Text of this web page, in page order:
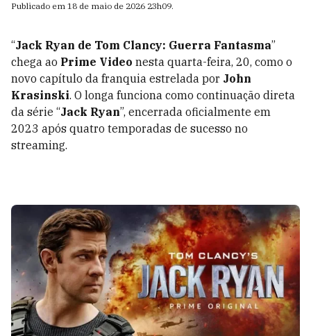
Publicado em 18 de maio de 2026 23h09.
“Jack Ryan de Tom Clancy: Guerra Fantasma”
chega ao Prime Video nesta quarta-feira, 20, como o
novo capítulo da franquia estrelada por John
Krasinski. O longa funciona como continuação direta
da série “Jack Ryan”, encerrada oficialmente em
2023 após quatro temporadas de sucesso no
streaming.